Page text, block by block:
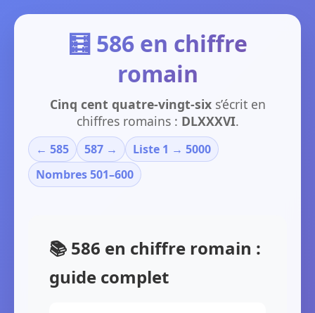
🧮 586 en chiffre
romain
Cinq cent quatre-vingt-sixs’écrit en
chiffres romains : DLXXXVI.
← 585 587 →
Liste 1 → 5000
Nombres 501–600
📚 586 en chiffre romain :
guide complet